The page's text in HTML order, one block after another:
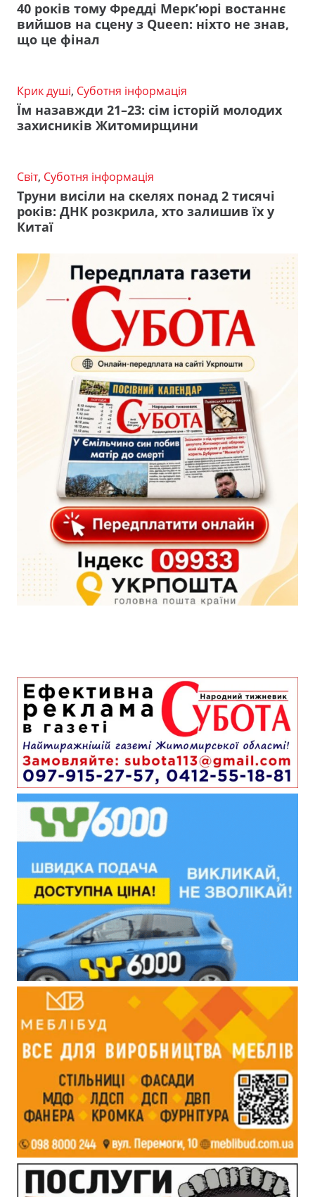
40 років тому Фредді Мерк’юрі востаннє
вийшов на сцену з Queen: ніхто не знав,
що це фінал
Крик душі, Суботня інформація
Їм назавжди 21–23: сім історій молодих
захисників Житомирщини
Світ, Суботня інформація
Труни висіли на скелях понад 2 тисячі
років: ДНК розкрила, хто залишив їх у
Китаї